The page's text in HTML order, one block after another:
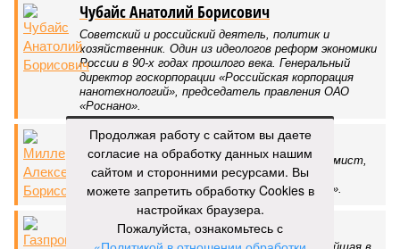
Чубайс Анатолий Борисович
Советский и российский деятель, политик и
хозяйственник. Один из идеологов реформ экономики
России в 90-х годах прошлого века. Генеральный
директор госкорпорации «Российская корпорация
нанотехнологий», председатель правления ОАО
«Роснано».
Миллер Алексей Борисович
Российский государственный деятель, экономист,
кандидат экономических наук. Председатель
правления совета директоров ОАО «Газпром».
Газпром
Продолжая работу с сайтом вы даете
согласие на обработку данных нашим
сайтом и сторонними ресурсами. Вы
можете запретить обработку Cookies в
настройках браузера.
Пожалуйста, ознакомьтесь с